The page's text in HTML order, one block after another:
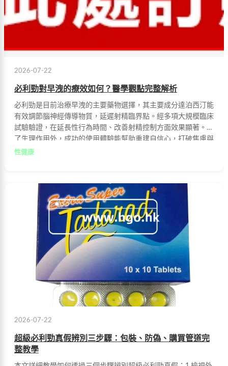
2026-07-22
必利勁對早洩的療效如何？醫學觀點完整解析
必利勁是目前治療早洩的主要藥物選擇，其主要成分達泊西汀能
有效調節腦神經傳導物質，延遲射精臨界點。經多項大規模臨床
試驗驗證，在延長性行為時間、改善射精控制方面效果顯著。除
了生理作用外，成功的使用體驗能幫助重建自信心，打破焦慮與
早洩的惡性循環，標本兼治。
性健康
2026-07-22
超級必利勁真假辨別三步驟：包裝、防偽、購買管道完
整教學